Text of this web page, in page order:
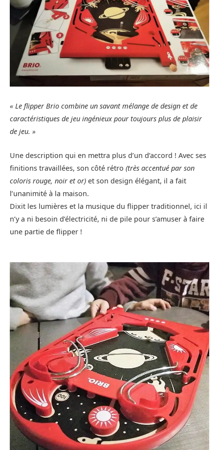
« Le flipper Brio combine un savant mélange de design et de
caractéristiques de jeu ingénieux pour toujours plus de plaisir
de jeu. »
Une description qui en mettra plus d’un d’accord ! Avec ses
finitions travaillées, son côté rétro (très accentué par son
coloris rouge, noir et or) et son design élégant, il a fait
l’unanimité à la maison.
Dixit les lumières et la musique du flipper traditionnel, ici il
n’y a ni besoin d’électricité, ni de pile pour s’amuser à faire
une partie de flipper !